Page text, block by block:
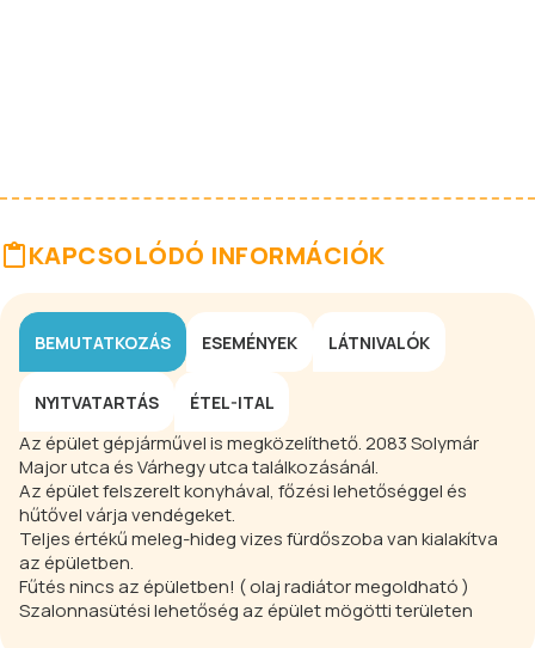
KAPCSOLÓDÓ INFORMÁCIÓK
BEMUTATKOZÁS ESEMÉNYEK LÁTNIVALÓK
NYITVATARTÁS ÉTEL-ITAL
Az épület gépjárművel is megközelíthető. 2083 Solymár
Major utca és Várhegy utca találkozásánál.
Az épület felszerelt konyhával, főzési lehetőséggel és
hűtővel várja vendégeket.
Teljes értékű meleg-hideg vizes fürdőszoba van kialakítva
az épületben.
Fűtés nincs az épületben! ( olaj radiátor megoldható )
Szalonnasütési lehetőség az épület mögötti területen